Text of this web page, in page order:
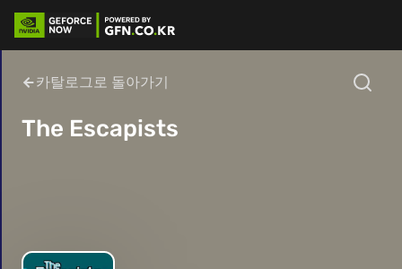
카탈로그로 돌아가기
The Escapists